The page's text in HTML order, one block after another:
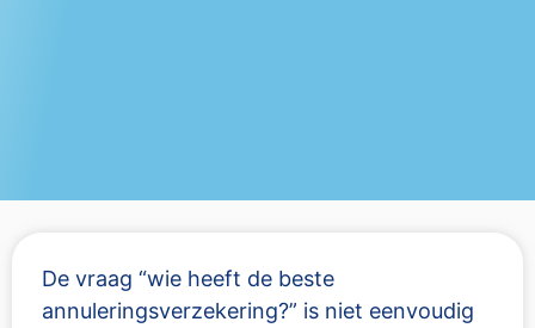
De vraag “wie heeft de beste
annuleringsverzekering?” is niet eenvoudig